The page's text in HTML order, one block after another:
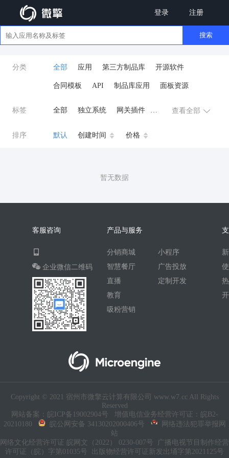
登录 注册
搜索
分类 全部 应用 第三方制品库 开源软件
合同模板 API 制品库应用 面板资源
标签 全部 独立系统 网关插件
餐饮小程序 分销
商城
游戏 租赁合同 上门
小程序商城 saas AI音乐
招聘 AI小程序
体育馆网球篮球羽毛球
驾校小程序
AI数字人 交互数字人
论坛 视频混剪
短剧 抖音|快手|视频号 diy
热门短剧系统 跑腿
查看全部
排序 默认 创建时间 价格
暂无数据
客服咨询
企业微信二维码
产品与服务
分销商城
智慧餐厅
直播
教育
吸粉营销
小程序
广告投放
定制开发
Copyright © 2021 宿州市微擎云计算有限公司 www.w7.cc All Rights
Reserved
网站备案：皖ICP备19002904号 增值电信业务经营许可证：皖B2-
20210180
皖公网安备 34130202000406号
网络违法犯罪举报网
站
网络文化经营许可证 皖网文（2022） 0230-007号 广播电视节目制作经营
许可证（皖）字第01035号 出版物经营许可证新发出埇字第2021125号